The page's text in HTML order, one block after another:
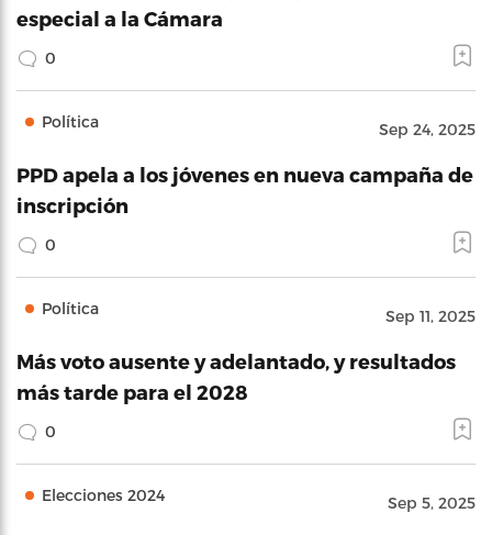
especial a la Cámara
0
Política Sep 24, 2025
PPD apela a los jóvenes en nueva campaña de
inscripción
0
Política Sep 11, 2025
Más voto ausente y adelantado, y resultados
más tarde para el 2028
0
Elecciones 2024 Sep 5, 2025